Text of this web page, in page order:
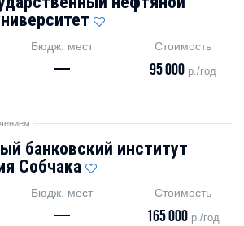
Бюдж. мест
—
Стоимость
95 000 р./год
банковский институт
Собчака
Бюдж. мест
—
Стоимость
165 000 р./год